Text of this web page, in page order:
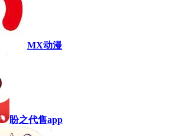
MX动漫
盼之代售app